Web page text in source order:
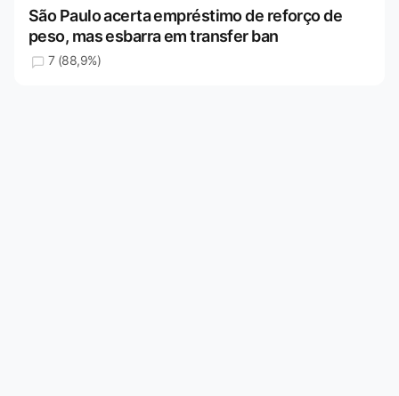
São Paulo acerta empréstimo de reforço de
peso, mas esbarra em transfer ban
7 (88,9%)